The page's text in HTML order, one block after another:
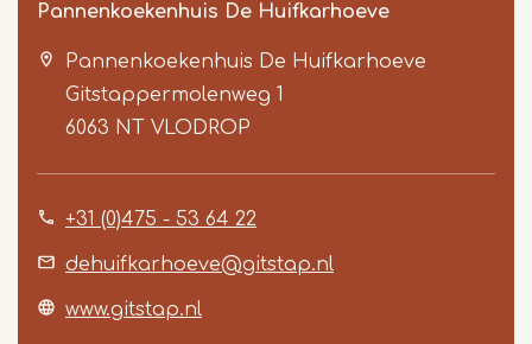
Pannenkoekenhuis De Huifkarhoeve
Pannenkoekenhuis De Huifkarhoeve
Gitstappermolenweg 1
6063 NT
VLODROP
+31 (0)475 - 53 64 22
dehuifkarhoeve@gitstap.nl
www.gitstap.nl
Item